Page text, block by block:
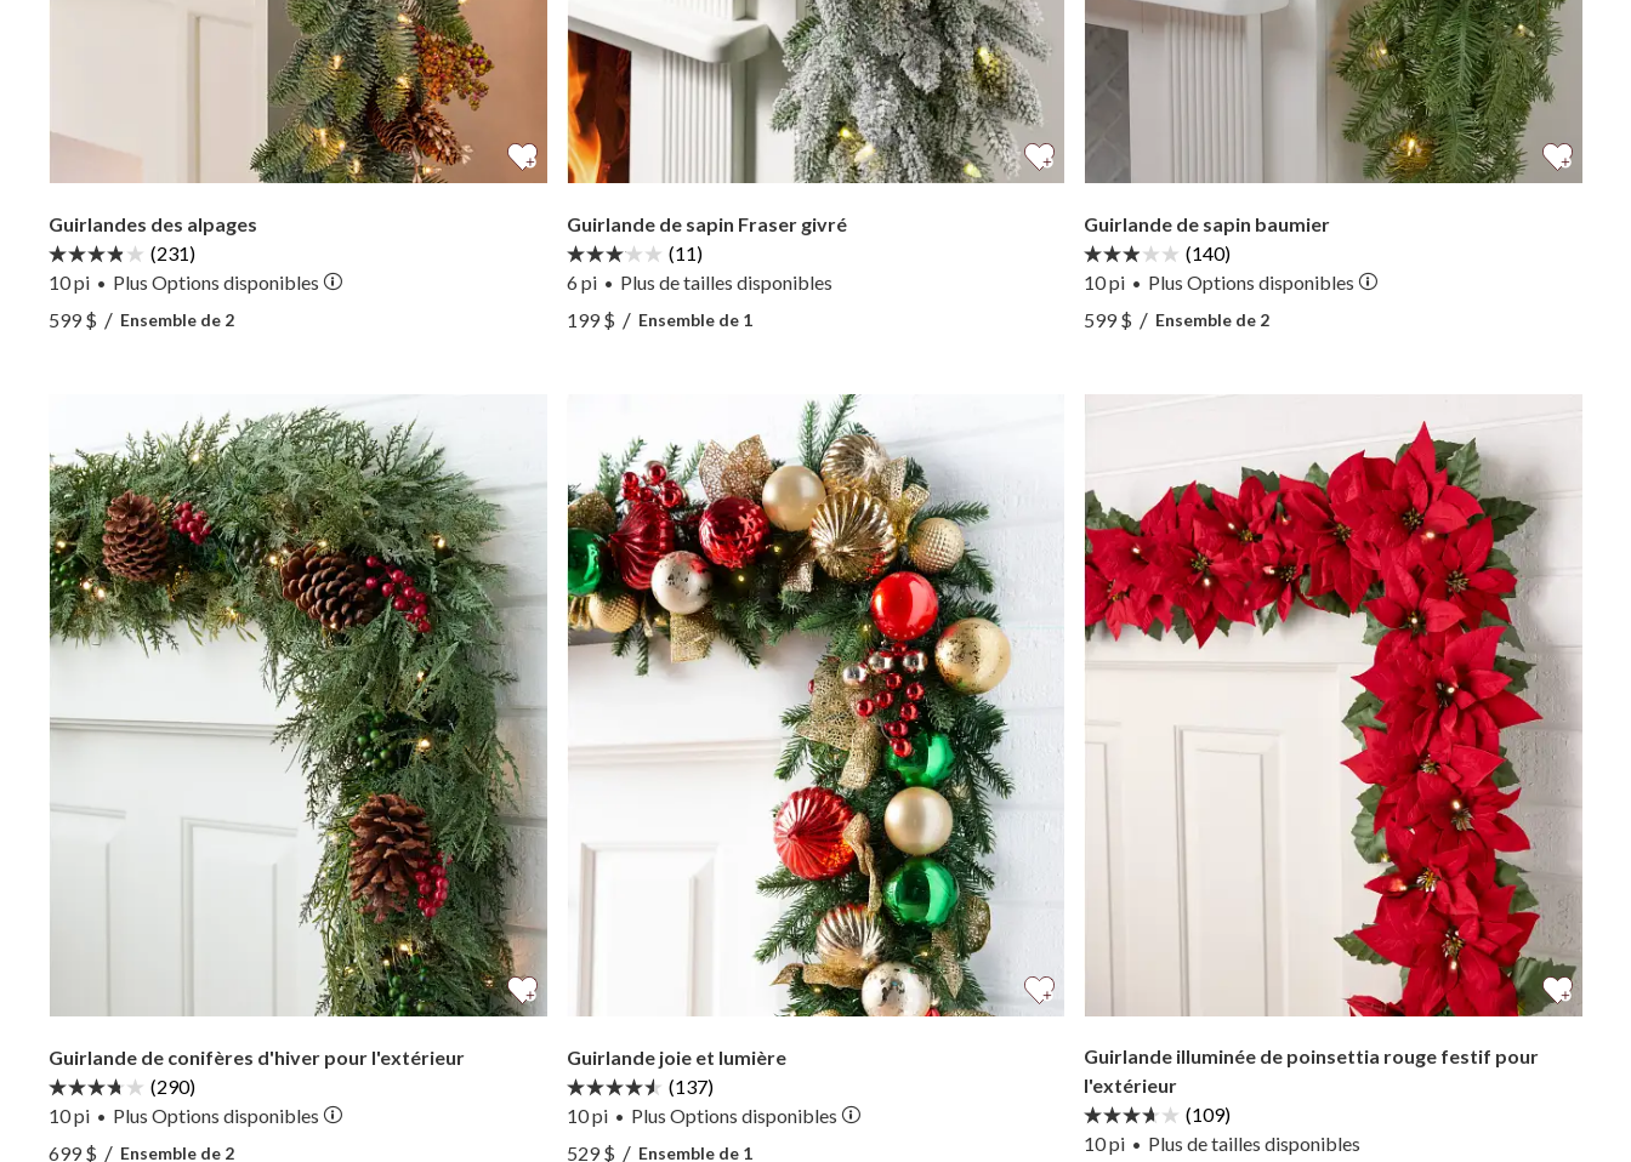
Guirlandes des alpages
(231)
10 pi • Plus Options disponibles
Voir Guirlandes des alpages —
Voir Guirlandes des alpages —
599 $ / Ensemble de 2
Guirlande de sapin Fraser givré
(11)
6 pi • Plus de tailles disponibles
Voir Guirlande de sapin Fraser givré —
Voir Guirlande de sapin Fraser givré —
199 $ / Ensemble de 1
Guirlande de sapin baumier
(140)
10 pi • Plus Optionsdisponibles
Voir Guirlande de sapin baumier —
Voir Guirlande de sapin baumier —
599 $ / Ensemble de 2
Guirlande de conifères d'hiver pour l'extérieur
(290)
10 pi • Plus Options disponibles
Voir Guirlande de conifères d'hiver pour l'extérieur —
699 $ / Ensemble de 2
Guirlande joie et lumière
(137)
10 pi • Plus Options disponibles
Voir Guirlande joie et lumière —
529 $ / Ensemble de 1
Guirlande illuminée de poinsettia rouge festif pour
l'extérieur
(109)
10 pi • Plus de taillesdisponibles